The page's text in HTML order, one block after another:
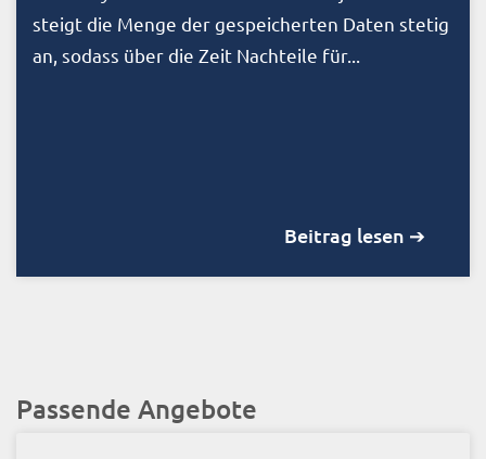
steigt die Menge der gespeicherten Daten stetig
an, sodass über die Zeit Nachteile für...
Beitrag lesen ➔
Passende Angebote